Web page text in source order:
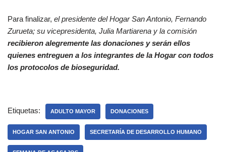
Para finalizar, el presidente del Hogar San Antonio, Fernando
Zurueta; su vicepresidenta, Julia Martiarena y la comisión
recibieron alegremente las donaciones y serán ellos
quienes entreguen a los integrantes de la Hogar con todos
los protocolos de bioseguridad.
Etiquetas: ADULTO MAYOR DONACIONES
HOGAR SAN ANTONIO SECRETARÍA DE DESARROLLO HUMANO